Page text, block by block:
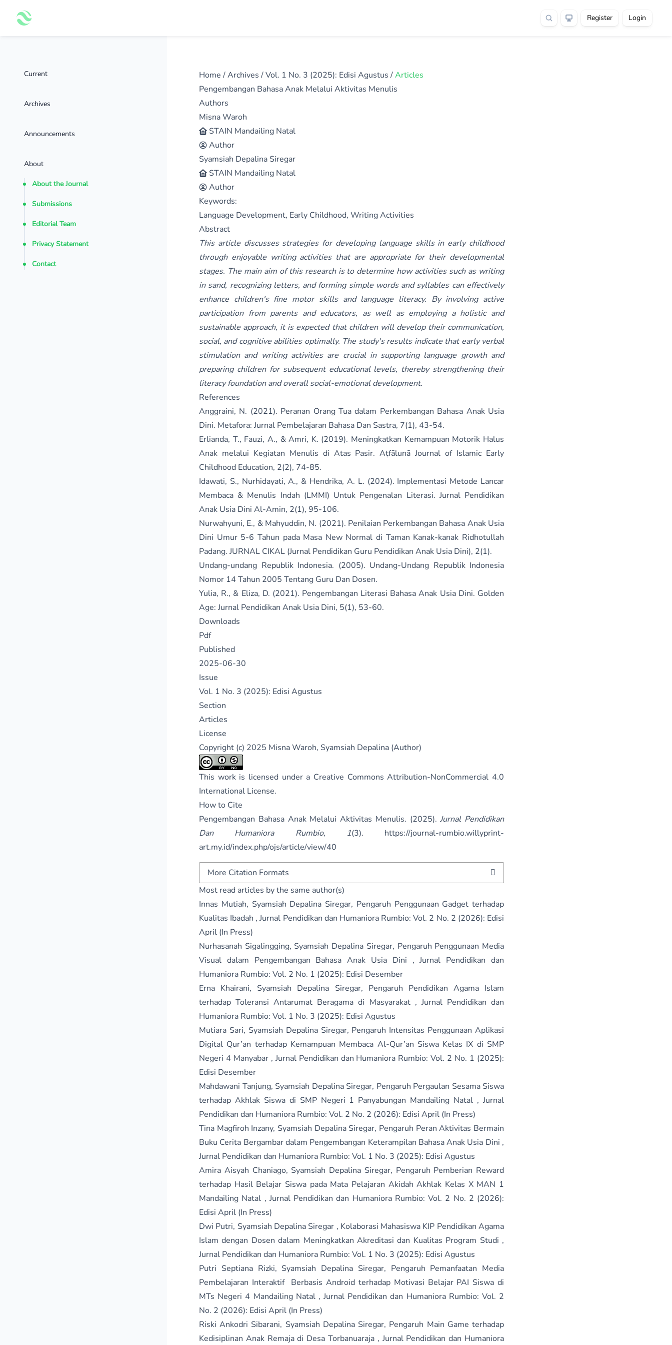
Register Login
Current
Archives
Announcements
About
About the Journal
Submissions
Editorial Team
Privacy Statement
Contact
Home /Archives /Vol. 1 No. 3 (2025): Edisi Agustus /Articles
Pengembangan Bahasa Anak Melalui Aktivitas Menulis
Authors
Misna Waroh
STAIN Mandailing Natal
Author
Syamsiah Depalina Siregar
STAIN Mandailing Natal
Author
Keywords:
Language Development, Early Childhood, Writing Activities
Abstract
This article discusses strategies for developing language skills in early childhood
through enjoyable writing activities that are appropriate for their developmental
stages. The main aim of this research is to determine how activities such as writing
in sand, recognizing letters, and forming simple words and syllables can effectively
enhance children's fine motor skills and language literacy. By involving active
participation from parents and educators, as well as employing a holistic and
sustainable approach, it is expected that children will develop their communication,
social, and cognitive abilities optimally. The study's results indicate that early verbal
stimulation and writing activities are crucial in supporting language growth and
preparing children for subsequent educational levels, thereby strengthening their
literacy foundation and overall social-emotional development.
References
Anggraini, N. (2021). Peranan Orang Tua dalam Perkembangan Bahasa Anak Usia
Dini. Metafora: Jurnal Pembelajaran Bahasa Dan Sastra, 7(1), 43-54.
Erlianda, T., Fauzi, A., & Amri, K. (2019). Meningkatkan Kemampuan Motorik Halus
Anak melalui Kegiatan Menulis di Atas Pasir. Aṭfālunā Journal of Islamic Early
Childhood Education, 2(2), 74-85.
Idawati, S., Nurhidayati, A., & Hendrika, A. L. (2024). Implementasi Metode Lancar
Membaca & Menulis Indah (LMMI) Untuk Pengenalan Literasi. Jurnal Pendidikan
Anak Usia Dini Al-Amin, 2(1), 95-106.
Nurwahyuni, E., & Mahyuddin, N. (2021). Penilaian Perkembangan Bahasa Anak Usia
Dini Umur 5-6 Tahun pada Masa New Normal di Taman Kanak-kanak Ridhotullah
Padang. JURNAL CIKAL (Jurnal Pendidikan Guru Pendidikan Anak Usia Dini), 2(1).
Undang-undang Republik Indonesia. (2005). Undang-Undang Republik Indonesia
Nomor 14 Tahun 2005 Tentang Guru Dan Dosen.
Yulia, R., & Eliza, D. (2021). Pengembangan Literasi Bahasa Anak Usia Dini. Golden
Age: Jurnal Pendidikan Anak Usia Dini, 5(1), 53-60.
Downloads
Pdf
Published
2025-06-30
Issue
Vol. 1 No. 3 (2025): Edisi Agustus
Section
Articles
License
Copyright (c) 2025 Misna Waroh, Syamsiah Depalina (Author)
This work is licensed under a Creative Commons Attribution-NonCommercial 4.0
International License.
How to Cite
Pengembangan Bahasa Anak Melalui Aktivitas Menulis. (2025).Jurnal Pendidikan
Dan Humaniora Rumbio, 1(3). https://journal-rumbio.willyprint-
art.my.id/index.php/ojs/article/view/40
More Citation Formats
Most read articles by the same author(s)
Innas Mutiah, Syamsiah Depalina Siregar, Pengaruh Penggunaan Gadget terhadap
Kualitas Ibadah ,Jurnal Pendidikan dan Humaniora Rumbio: Vol. 2 No. 2 (2026): Edisi
April (In Press)
Nurhasanah Sigalingging, Syamsiah Depalina Siregar, Pengaruh Penggunaan Media
Visual dalam Pengembangan Bahasa Anak Usia Dini ,Jurnal Pendidikan dan
Humaniora Rumbio: Vol. 2 No. 1 (2025): Edisi Desember
Erna Khairani, Syamsiah Depalina Siregar, Pengaruh Pendidikan Agama Islam
terhadap Toleransi Antarumat Beragama di Masyarakat , Jurnal Pendidikan dan
Humaniora Rumbio: Vol. 1 No. 3 (2025): Edisi Agustus
Mutiara Sari, Syamsiah Depalina Siregar, Pengaruh Intensitas Penggunaan Aplikasi
Digital Qur’an terhadap Kemampuan Membaca Al-Qur’an Siswa Kelas IX di SMP
Negeri 4 Manyabar , Jurnal Pendidikan dan Humaniora Rumbio: Vol. 2 No. 1 (2025):
Edisi Desember
Mahdawani Tanjung, Syamsiah Depalina Siregar, Pengaruh Pergaulan Sesama Siswa
terhadap Akhlak Siswa di SMP Negeri 1 Panyabungan Mandailing Natal ,Jurnal
Pendidikan dan Humaniora Rumbio: Vol. 2 No. 2 (2026): Edisi April (In Press)
Tina Magfiroh Inzany, Syamsiah Depalina Siregar, Pengaruh Peran Aktivitas Bermain
Buku Cerita Bergambar dalam Pengembangan Keterampilan Bahasa Anak Usia Dini ,
Jurnal Pendidikan dan Humaniora Rumbio: Vol. 1 No. 3 (2025): Edisi Agustus
Amira Aisyah Chaniago, Syamsiah Depalina Siregar, Pengaruh Pemberian Reward
terhadap Hasil Belajar Siswa pada Mata Pelajaran Akidah Akhlak Kelas X MAN 1
Mandailing Natal , Jurnal Pendidikan dan Humaniora Rumbio: Vol. 2 No. 2 (2026):
Edisi April (In Press)
Dwi Putri, Syamsiah Depalina Siregar , Kolaborasi Mahasiswa KIP Pendidikan Agama
Islam dengan Dosen dalam Meningkatkan Akreditasi dan Kualitas Program Studi ,
Jurnal Pendidikan dan Humaniora Rumbio: Vol. 1 No. 3 (2025): Edisi Agustus
Putri Septiana Rizki, Syamsiah Depalina Siregar, Pengaruh Pemanfaatan Media
Pembelajaran Interaktif Berbasis Android terhadap Motivasi Belajar PAI Siswa di
MTs Negeri 4 Mandailing Natal ,Jurnal Pendidikan dan Humaniora Rumbio: Vol. 2
No. 2 (2026): Edisi April (In Press)
Riski Ankodri Sibarani, Syamsiah Depalina Siregar, Pengaruh Main Game terhadap
Kedisiplinan Anak Remaja di Desa Torbanuaraja , Jurnal Pendidikan dan Humaniora